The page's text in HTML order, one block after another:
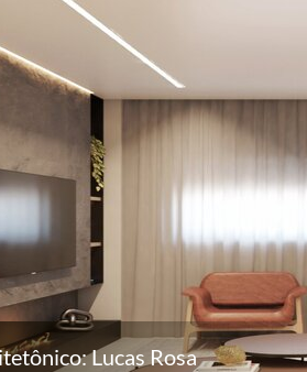
Lucas Rosa